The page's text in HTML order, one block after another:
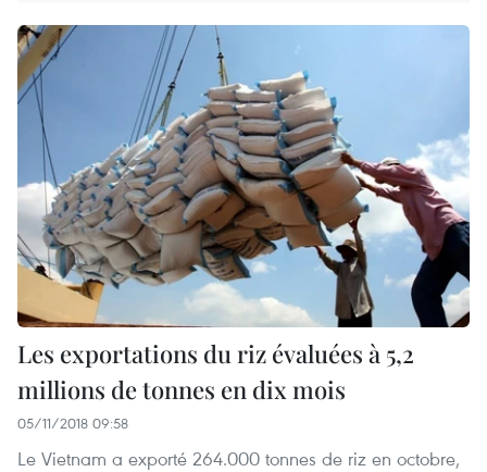
Les exportations du riz évaluées à 5,2
millions de tonnes en dix mois
05/11/2018 09:58
Le Vietnam a exporté 264.000 tonnes de riz en octobre,